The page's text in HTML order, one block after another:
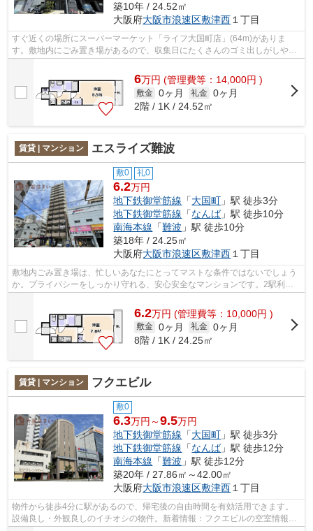
築10年 / 24.52㎡
大阪府大阪市浪速区敷津西１丁目
すぐ近くの場所にスーパーマーケット「ライフ大国町店」(64m)がありま
す。敷地内にごみ置き場があるので、収集日にたくさんのゴミ出しがしやす
6万円 (管理費等：14,000円 )
敷金 0ヶ月 礼金 0ヶ月
2階 / 1K / 24.52㎡
賃貸 | マンション エスライズ難波
敷0 礼0
6.2万円
地下鉄御堂筋線 「大国町 」駅 徒歩3分
地下鉄御堂筋線 「なんば」駅 徒歩10分
南海本線 「難波 」駅 徒歩10分
築18年 / 24.25㎡
大阪府大阪市浪速区敷津西１丁目
敷地内ごみ置き場は、忙しいあなたにとってマストな条件ではないでしょう
か。プライバシーをしっかり守れる、安心安全なマンションです。2駅利用
6.2万円 (管理費等：10,000円 )
敷金 0ヶ月 礼金 0ヶ月
8階 / 1K / 24.25㎡
賃貸 | マンション フクエビル
敷0
6.3万円～9.5万円
地下鉄御堂筋線 「大国町 」駅 徒歩3分
地下鉄御堂筋線 「なんば」駅 徒歩12分
南海本線 「難波 」駅 徒歩12分
築20年 / 27.86㎡～42.00㎡
大阪府大阪市浪速区敷津西 １丁目
物件から徒歩4分に駅があるので、帰宅後の自由時間を有効活用できます。
設備良し・外観良しのイチオシの物件。新着情報：フクエビルの空室情報な